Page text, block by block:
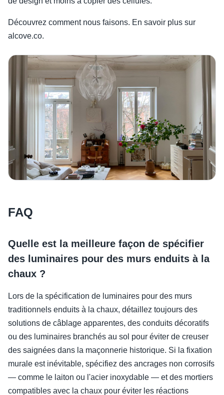
Découvrez comment nous faisons. En savoir plus sur
alcove.co.
FAQ
Quelle est la meilleure façon de spécifier
des luminaires pour des murs enduits à la
chaux ?
Lors de la spécification de luminaires pour des murs
traditionnels enduits à la chaux, détaillez toujours des
solutions de câblage apparentes, des conduits décoratifs
ou des luminaires branchés au sol pour éviter de creuser
des saignées dans la maçonnerie historique. Si la fixation
murale est inévitable, spécifiez des ancrages non corrosifs
— comme le laiton ou l'acier inoxydable — et des mortiers
compatibles avec la chaux pour éviter les réactions